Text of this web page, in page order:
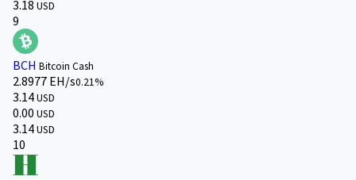
3.18 USD
9
BCH Bitcoin Cash
2.8977 EH/s0.21%
3.14USD
0.00 USD
3.14USD
10